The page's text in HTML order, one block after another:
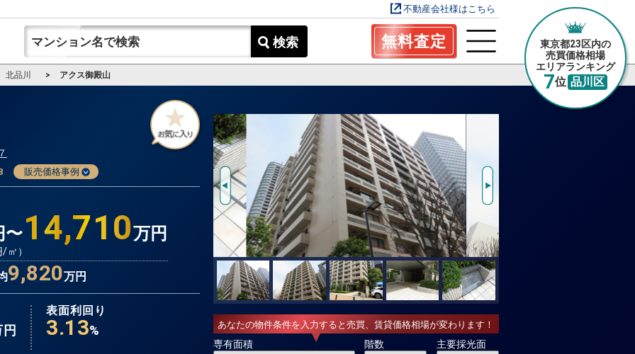
不動産会社様はこちら
検索 無料査定
北品川 アクス御殿山
東京都23区内の
売買価格相場
エリアランキング
7位 品川区
販売価格事例
〜14,710万円
㎡）
9,820万円
表面利回り
3.13% あなたの物件条件を入力すると売買、賃貸価格相場が変わります！
専有面積 階数 主要採光面